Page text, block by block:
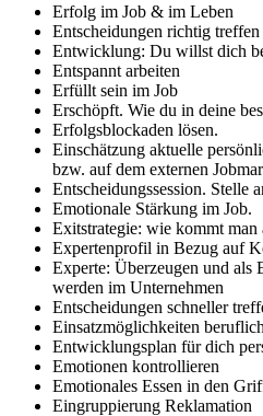
Erfolg im Job & im Leben
Entscheidungen richtig treffen
Entwicklung: Du willst dich
Entspannt arbeiten
Erfüllt sein im Job
Erschöpft. Wie du in deine
Erfolgsblockaden lösen.
Einschätzung aktuelle
bzw. auf dem externen
Entscheidungssession. Stelle
Emotionale Stärkung im Job.
Exitstrategie: wie kommt man
Expertenprofil in Bezug auf
Experte: Überzeugen und als
werden im Unternehmen
Entscheidungen schneller
Einsatzmöglichkeiten beruflich
Entwicklungsplan für dich
Emotionen kontrollieren
Emotionales Essen in den
Eingruppierung Reklamation